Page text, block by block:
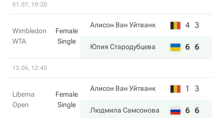
01.07, 19:20
Wimbledon
WTA
Female
Single
Алисон Ван Уйтванк 4 3
Юлия Стародубцева 6 6
12.06, 12:40
Libema
Open
Female
Single
Алисон Ван Уйтванк 1 3
Людмила Самсонова 6 6